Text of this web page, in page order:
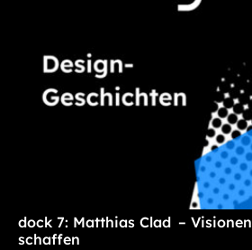
dock 7: Matthias Clad –
schaffen